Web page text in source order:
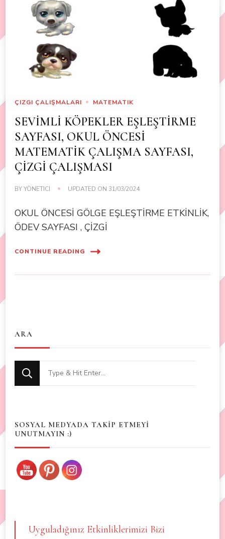
ÇIZGI ÇALIŞMALARI MATEMATIK
SEVİMLİ KÖPEKLER EŞLEŞTİRME
SAYFASI, OKUL ÖNCESİ
MATEMATİK ÇALIŞMA SAYFASI,
ÇİZGİ ÇALIŞMASI
BYYÖNETICI UPDATED ON 31/03/2024
OKUL ÖNCESİ GÖLGE EŞLEŞTİRME ETKİNLİK,
ÖDEV SAYFASI , ÇİZGİ
CONTINUE READING
ARA
Looking
for
SOSYAL MEDYADA TAKİP ETMEYİ
UNUTMAYIN :)
Uyguladığınız Etkinliklerimizi Bizi